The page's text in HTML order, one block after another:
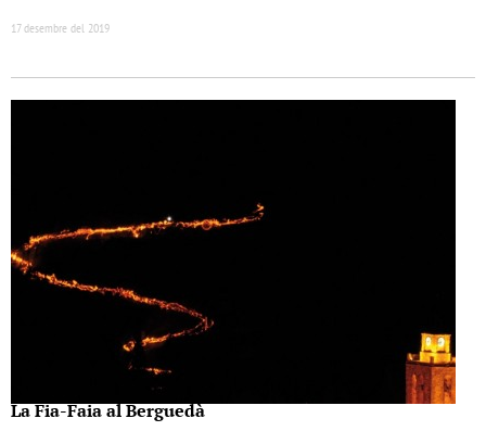
17 desembre del 2019
La Fia-Faia al Berguedà